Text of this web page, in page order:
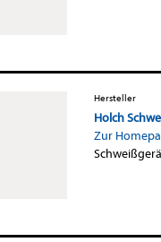
Hersteller
Holch
Zur